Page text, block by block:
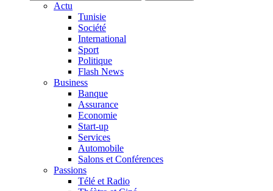
Actu
Tunisie
Société
International
Sport
Politique
Flash News
Business
Banque
Assurance
Economie
Start-up
Services
Automobile
Salons et Conférences
Passions
Télé et Radio